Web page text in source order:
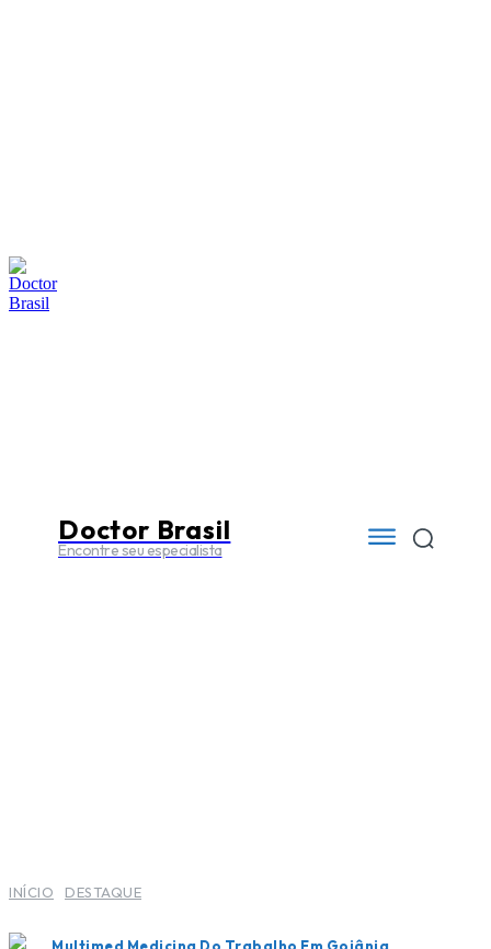
Doctor Brasil
Encontre seu especialista
INÍCIO DESTAQUE
Multimed Medicina Do Trabalho Em Goiânia